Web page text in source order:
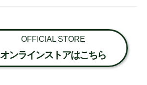
OFFICIAL STORE
オンラインストアはこちら